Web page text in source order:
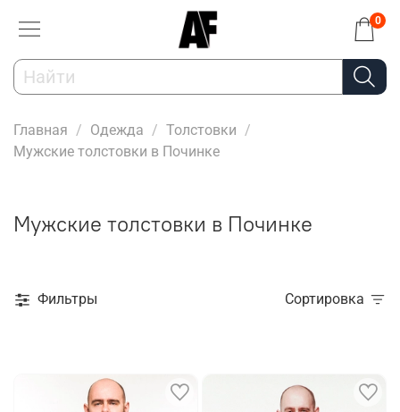
0
Главная Одежда
Толстовки
Мужские толстовки в Починке
Мужские толстовки в Починке
Фильтры Сортировка